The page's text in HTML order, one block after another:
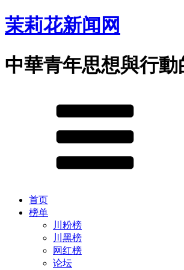
茉莉花新闻网
中華青年思想與行動
首页
榜单
川粉榜
川黑榜
网红榜
论坛